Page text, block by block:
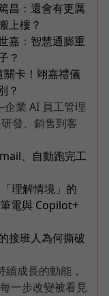
昌：還會有更厲
上樓？
嘉：智慧通膨重
？
卡！翊嘉禮儀
？
業 AI 員工管理
發、銷售到客
、自動跑完工
理解情境」的
電與 Copilot+
接班人為何撕破
成長的動能，
一步改變被看見